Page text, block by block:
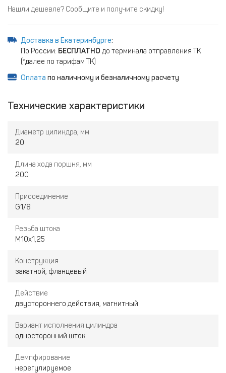
Нашли дешевле? Сообщите и получите скидку!
Доставка в Екатеринбурге:
По России: БЕСПЛАТНО до терминала отправления ТК
(*далее по тарифам ТК)
Оплата по наличному и безналичному расчету
Технические характеристики
Диаметр цилиндра, мм
20
Длина хода поршня, мм
200
Присоединение
G1/8
Резьба штока
M10x1,25
Конструкция
закатной, фланцевый
Действие
двустороннего действия, магнитный
Вариант исполнения цилиндра
односторонний шток
Демпфирование
нерегулируемое